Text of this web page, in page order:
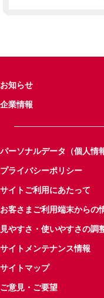
お知らせ
企業情報
パーソナルデータ（個人情
プライバシーポリシー
サイトご利用にあたって
お客さまご利用端末からの
見やすさ・使いやすさの調
サイトメンテナンス情報
サイトマップ
ご意見・ご要望